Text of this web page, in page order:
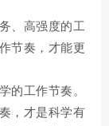
、高强度的工
节奏，才能更
的工作节奏。
，才是科学有